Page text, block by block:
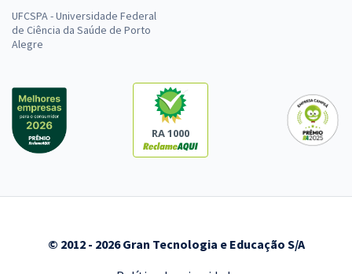
UFCSPA - Universidade Federal
de Ciência da Saúde de Porto
Alegre
RA 1000
© 2012 - 2026 Gran Tecnologia e Educação S/A